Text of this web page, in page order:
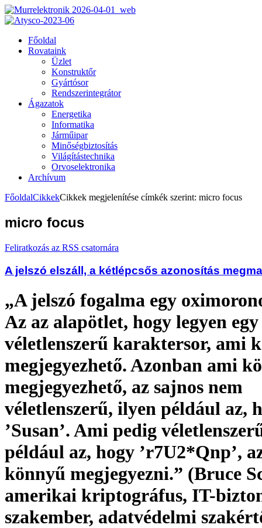
Főoldal
Rovataink
Üzlet
Konstruktőr
Gyártósor
Rendszerintegrátor
Ágazatok
Energetika
Informatika
Járműipar
Minőségbiztosítás
Világítástechnika
Orvoselektronika
Archívum
FőoldalCikkekCikkek megjelenítése címkék szerint: micro focus
micro focus
Feliratkozás az RSS csatornára
A jelszó elszáll, a kétlépcsős azonosítás
„A jelszó fogalma egy
Az az alapötlet, hogy legyen egy
véletlenszerű karaktersor, ami
megjegyezhető. Azonban ami
megjegyezhető, az sajnos nem
véletlenszerű, ilyen például az,
’Susan’. Ami pedig
például az, hogy ’r7U2*Qnp’,
könnyű megjegyezni.” (Bruce
amerikai kriptográfus, IT-
szakember, adatvédelmi